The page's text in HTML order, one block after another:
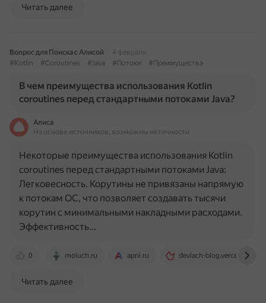
Читать далее
Вопрос для Поиска с Алисой
4 февраля
#Kotlin
#Coroutines #Java #Потоки #Преимущества
В чем преимущества использования Kotlin
coroutines перед стандартными потоками Java?
Алиса
На основе источников, возможны неточности
0 moluch.ru apni.ru devlach-blog.vercel.app
Некоторые преимущества использования Kotlin
coroutines перед стандартными потоками Java:
Легковесность. Корутины не привязаны напрямую
к потокам ОС, что позволяет создавать тысячи
корутин с минимальными накладными расходами.
Эффективность…
Читать далее